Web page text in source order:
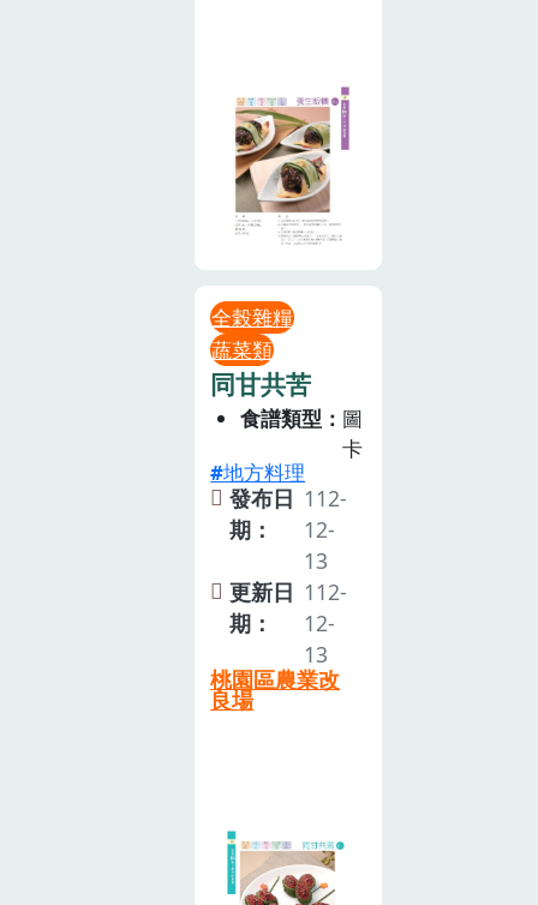
全榖雜糧
蔬菜類
同甘共苦
食譜類型
圖
卡
地方料理
發布日
期：
112-
12-
13
更新日
期：
112-
12-
13
桃園區農業改
良場